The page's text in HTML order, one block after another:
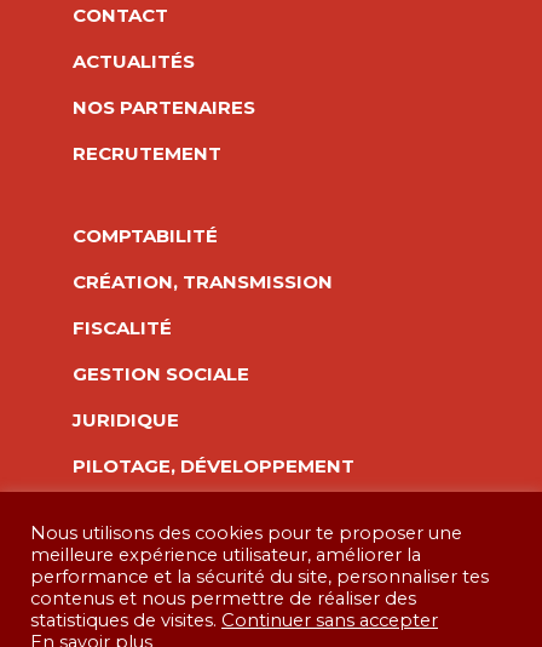
CONTACT
ACTUALITÉS
NOS PARTENAIRES
RECRUTEMENT
COMPTABILITÉ
CRÉATION, TRANSMISSION
FISCALITÉ
GESTION SOCIALE
JURIDIQUE
PILOTAGE, DÉVELOPPEMENT
Tacher Acogex© 2026, Tous droits réservés –
Réalisation
Nous utilisons des cookies pour te proposer une
meilleure expérience utilisateur, améliorer la
performance et la sécurité du site, personnaliser tes
contenus et nous permettre de réaliser des
statistiques de visites. Continuer sans accepter
En savoir plus